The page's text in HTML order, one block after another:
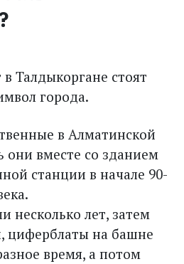
Талдыкоргане стоят
города.
в Алматинской
они вместе со зданием
станции в начале 90-
несколько лет, затем
циферблаты на башне
время, а потом